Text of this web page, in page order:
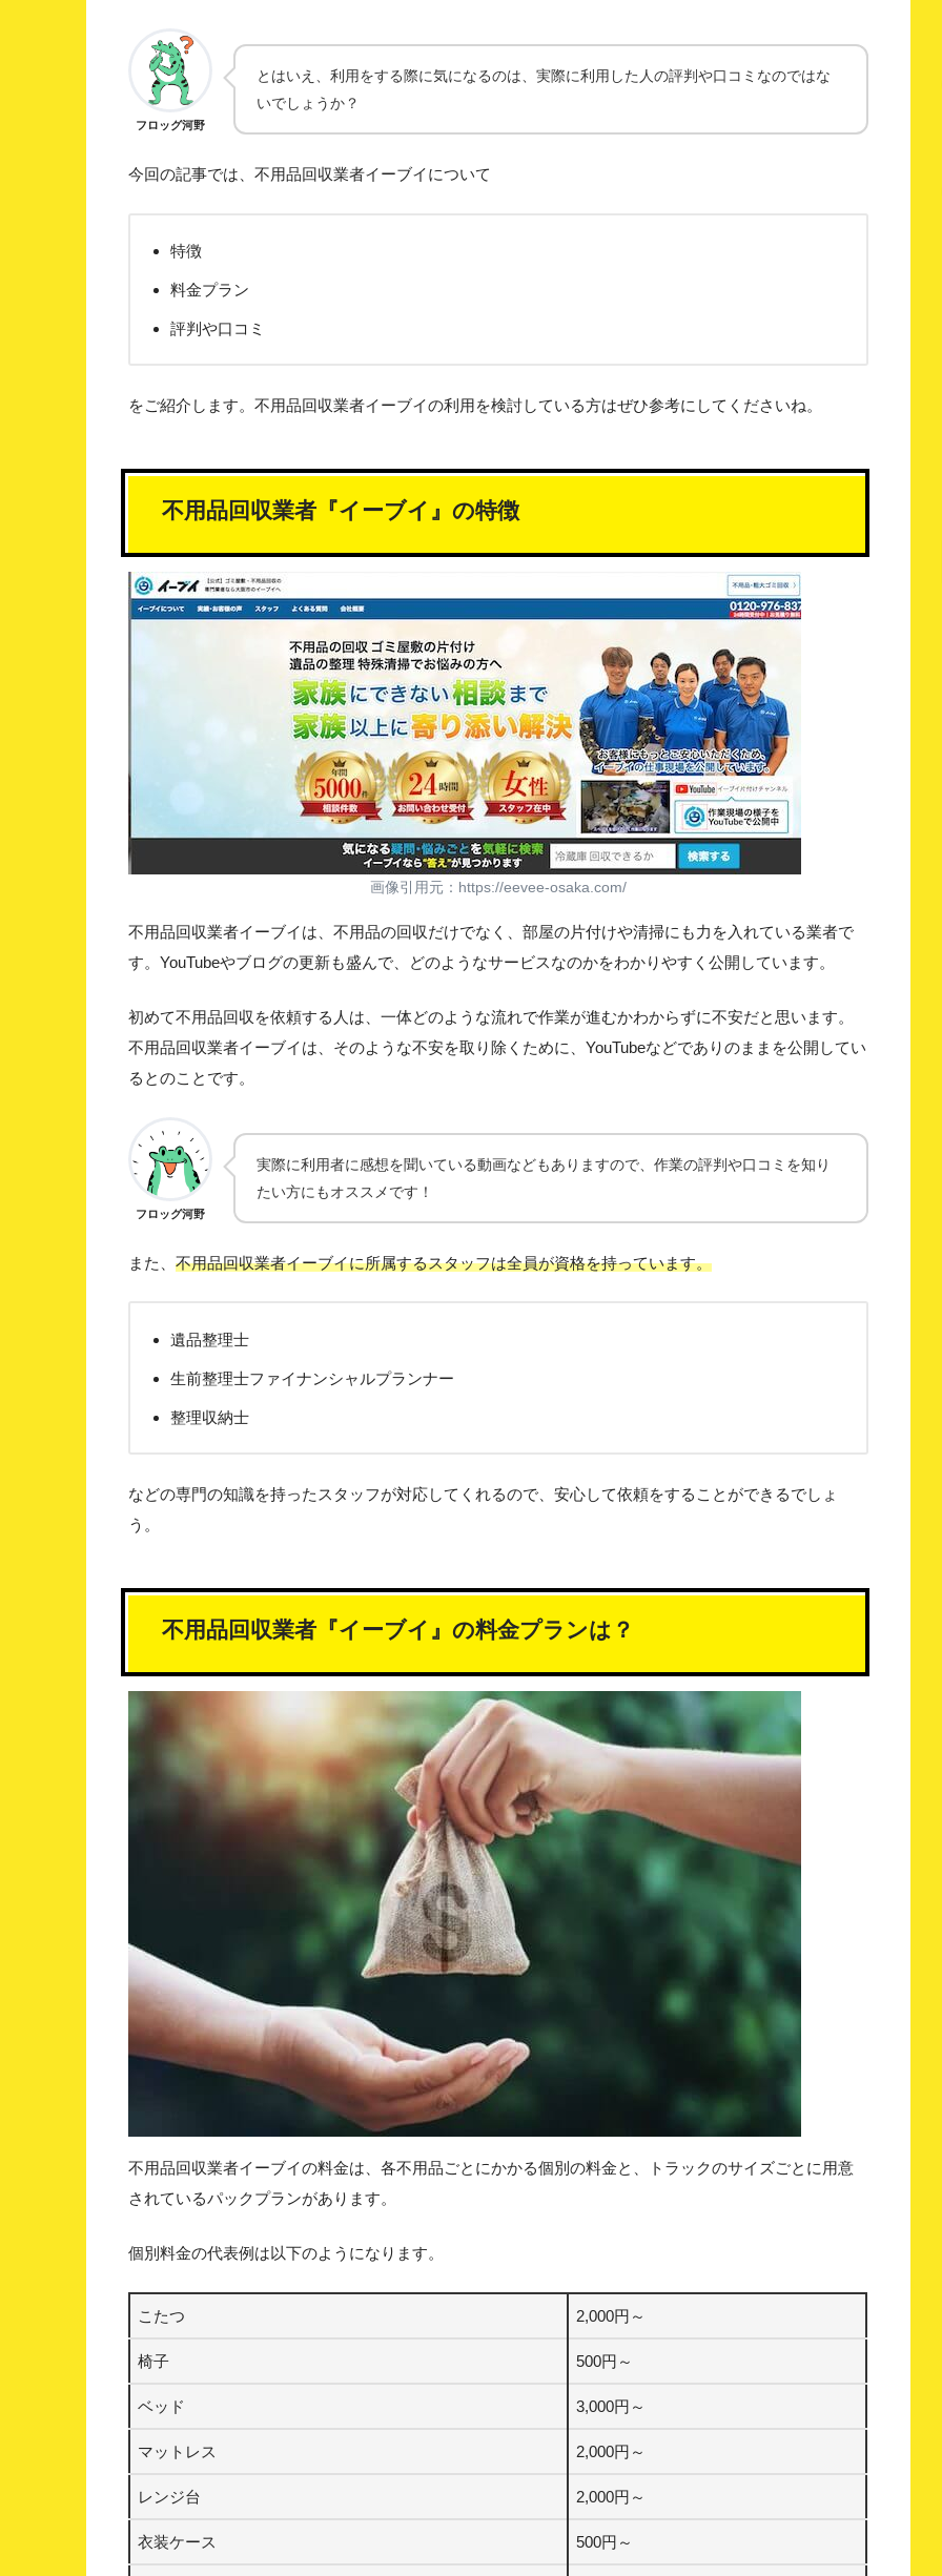
フロッグ河野
とはいえ、利用をする際に気になるのは、実際に利用した人の評判や口コミなのではな
いでしょうか？
今回の記事では、不用品回収業者イーブイについて
特徴
料金プラン
評判や口コミ
をご紹介します。不用品回収業者イーブイの利用を検討している方はぜひ参考にしてくださいね。
不用品回収業者『イーブイ』の特徴
画像引用元：https://eevee-osaka.com/
不用品回収業者イーブイは、不用品の回収だけでなく、部屋の片付けや清掃にも力を入れている業者で
す。YouTubeやブログの更新も盛んで、どのようなサービスなのかをわかりやすく公開しています。
初めて不用品回収を依頼する人は、一体どのような流れで作業が進むかわからずに不安だと思います。
不用品回収業者イーブイは、そのような不安を取り除くために、YouTubeなどでありのままを公開してい
るとのことです。
フロッグ河野
実際に利用者に感想を聞いている動画などもありますので、作業の評判や口コミを知り
たい方にもオススメです！
また、 不用品回収業者イーブイに所属するスタッフは全員が資格を持っています。
遺品整理士
生前整理士ファイナンシャルプランナー
整理収納士
などの専門の知識を持ったスタッフが対応してくれるので、安心して依頼をすることができるでしょ
う。
不用品回収業者『イーブイ』の料金プランは？
不用品回収業者イーブイの料金は、各不用品ごとにかかる個別の料金と、トラックのサイズごとに用意
されているパックプランがあります。
個別料金の代表例は以下のようになります。
こたつ 2,000円～
椅子 500円～
ベッド 3,000円～
マットレス 2,000円～
レンジ台 2,000円～
衣装ケース 500円～